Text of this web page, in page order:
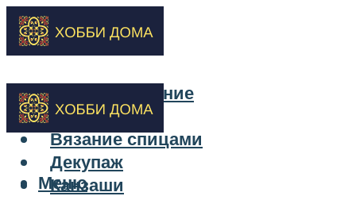
Бисероплетение
Вышивка
Вязание спицами
Декупаж
Канзаши
Меню